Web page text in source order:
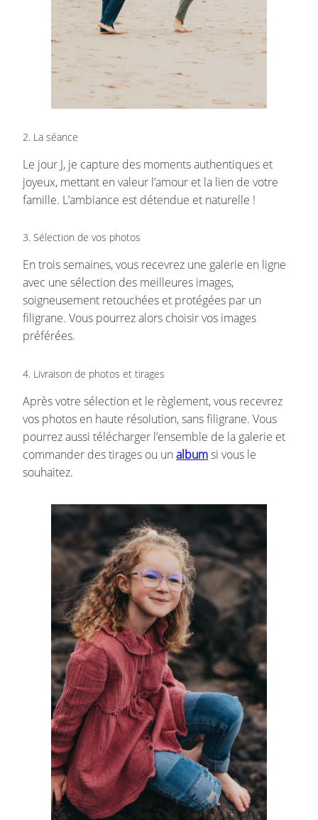
2. La séance
Le jour J, je capture des moments authentiques et
joyeux, mettant en valeur l’amour et la lien de votre
famille. L’ambiance est détendue et naturelle !
3. Sélection de vos photos
En trois semaines, vous recevrez une galerie en ligne
avec une sélection des meilleures images,
soigneusement retouchées et protégées par un
filigrane. Vous pourrez alors choisir vos images
préférées.
4. Livraison de photos et tirages
Après votre sélection et le règlement, vous recevrez
vos photos en haute résolution, sans filigrane. Vous
pourrez aussi télécharger l’ensemble de la galerie et
commander des tirages ou un album si vous le
souhaitez.